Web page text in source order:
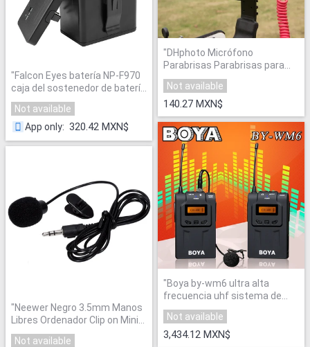
"Falcon Eyes batería NP-F970
caja del sostenedor de batería
MV-AD2 para FALCONEYES
DVR-300DVC DVR-630DVC
DVR-630D llevó la luz del anillo
Not available
App only: 320.42 MXN$
"Neewer Negro 3.5mm Manos
Libres Ordenador Clip on Mini
Micrófono de Solapa (1x
Not available
"DHphoto Micrófono
Parabrisas Parabrisas para
MONTÓ VideoMic Ir DeadCat Ir
Artificial de Piel de Escudo
Contra el Viento
Not available
140.27 MXN$
"Boya by-wm6 ultra alta
frecuencia uhf sistema de
micrófono de solapa
inalámbrico para cámara
canon nikon sony dslr
Not available
3,434.12 MXN$